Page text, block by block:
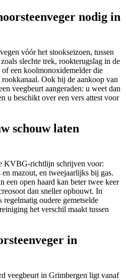
nodig in
vóór het stookseizoen, tussen
slechte trek, rookterugslag in de
een koolmonoxidemelder die
Ook bij de aankoop van
veegbeurt aangeraden: u weet dan
u beschikt over een vers attest voor
schouw laten
KVBG-richtlijn schrijven voor:
mazout, en tweejaarlijks bij gas.
een open haard kan beter twee keer
dan sneller opbouwt. In
oudere gemetselde
het verschil maakt tussen
in
veegbeurt in Grimbergen ligt vanaf